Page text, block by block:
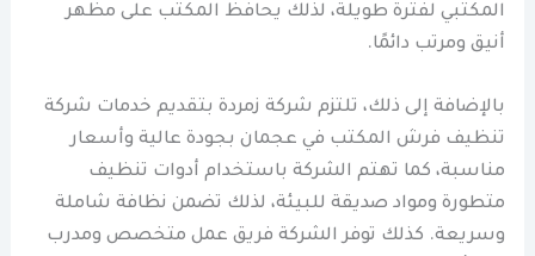
المكتبي لفترة طويلة، لذلك يحافظ المكتب على مظهر
أنيق ومرتب دائمًا.
بالإضافة إلى ذلك، تلتزم شركة زمردة بتقديم خدمات شركة
تنظيف فرش المكتب في عجمان بجودة عالية وأسعار
مناسبة، كما تهتم الشركة باستخدام أدوات تنظيف
متطورة ومواد صديقة للبيئة، لذلك تضمن نظافة شاملة
وسريعة. كذلك توفر الشركة فريق عمل متخصص ومدرب